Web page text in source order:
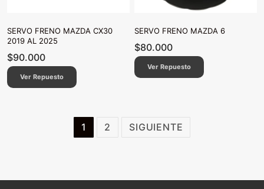
SERVO FRENO MAZDA CX30
2019 AL 2025
$90.000
Ver Repuesto
SERVO FRENO MAZDA 6
$80.000
Ver Repuesto
Paginación
1 2 SIGUIENTE